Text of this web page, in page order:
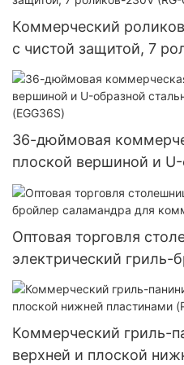
Коммерческий
с чистой защитой, 7
36-дюймовая
плоской вершиной и
горелкой, 90 000 БТЕ/ч
Оптовая торговля
электрический гриль-
для коммерческой
Коммерческий гриль-
верхней и плоской